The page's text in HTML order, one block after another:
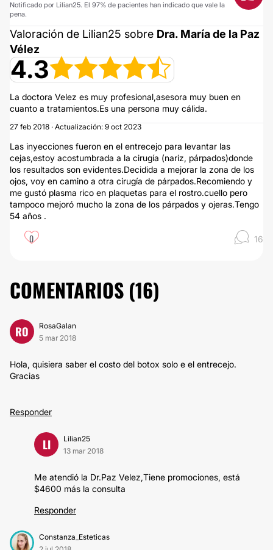
Notificado por Lilian25. El 97% de pacientes han indicado que vale la
pena.
Valoración de Lilian25 sobre Dra. María de la Paz
Vélez
4.3
La doctora Velez es muy profesional,asesora muy buen en
cuanto a tratamientos.Es una persona muy cálida.
27 feb 2018 · Actualización: 9 oct 2023
Las inyecciones fueron en el entrecejo para levantar las
cejas,estoy acostumbrada a la cirugía (nariz, párpados)donde
los resultados son evidentes.Decidida a mejorar la zona de los
ojos, voy en camino a otra cirugía de párpados.Recomiendo y
me gustó plasma rico en plaquetas para el rostro.cuello pero
tampoco mejoró mucho la zona de los párpados y ojeras.Tengo
54 años .
0 16
COMENTARIOS (16)
RO
RosaGalan
5 mar 2018
Hola, quisiera saber el costo del botox solo e el entrecejo.
Gracias
Responder
LI
Lilian25
13 mar 2018
Me atendió la Dr.Paz Velez,Tiene promociones, está
$4600 más la consulta
Responder
Constanza_Esteticas